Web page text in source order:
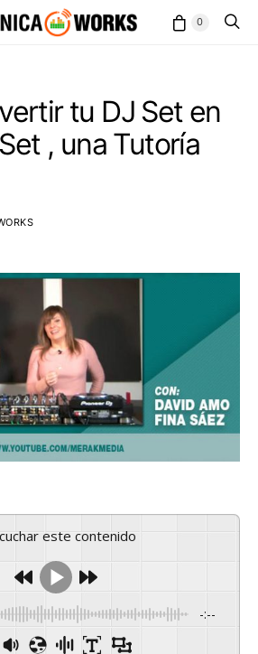
0
tu DJ Set en
, una Tutoría
este contenido
-:--